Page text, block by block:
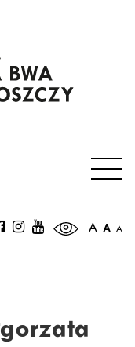
A A A